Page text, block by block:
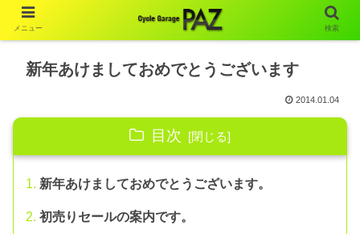
新年あけましておめでとうございます
2014.01.04
目次
新年あけましておめでとうございます。
初売りセールの案内です。
メニュー 検索